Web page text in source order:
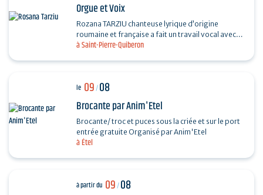
à Saint-Pierre-Quiberon
Orgue et Voix
Rozana TARZIU chanteuse lyrique d’origine
roumaine et française a fait un travail vocal avec
divers chanteurs lyriques : Octavian Naghiu,
à Étel
le 09/08
Brocante par Anim'Etel
Brocante/ troc et puces sous la criée et sur le port
entrée gratuite Organisé par Anim'Etel
à partir du 09/08